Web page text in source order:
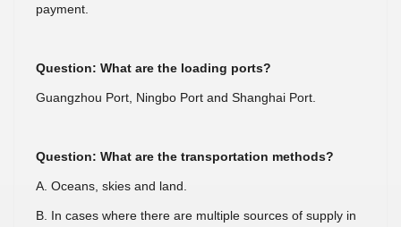
payment.
Question: What are the loading ports?
Guangzhou Port, Ningbo Port and Shanghai Port.
Question: What are the transportation methods?
A. Oceans, skies and land.
B. In cases where there are multiple sources of supply in